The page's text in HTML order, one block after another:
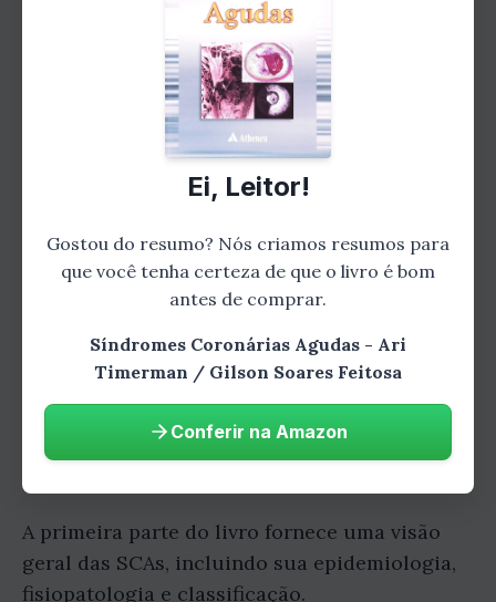
inesquecível.
Comprar na Amazon
Parte 1:Fundamentos das SCAs
Diagnóstico das SCAs
Parte 3:
Tratamento das SCAs
Parte 1: Fundamentos das
SCAs
A primeira parte do livro fornece uma visão
geral das SCAs, incluindo sua epidemiologia,
fisiopatologia e classificação.
Ei, Leitor!
Gostou do resumo? Nós criamos resumos para
que você tenha certeza de que o livro é bom
antes de comprar.
Síndromes Coronárias Agudas - Ari
Timerman / Gilson Soares Feitosa
Conferir na Amazon